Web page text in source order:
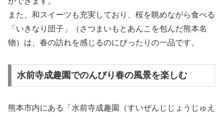
また、和スイーツも充実しており、桜を眺めながら食べる
「いきなり団子」（さつまいもとあんこを包んだ熊本名
物）は、春の訪れを感じるのにぴったりの一品です。
水前寺成趣園でのんびり春の風景を楽しむ
熊本市内にある「水前寺成趣園（すいぜんじじょうじゅえ